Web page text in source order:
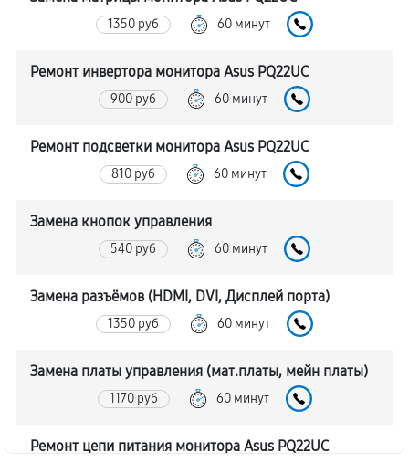
1350 руб 60 минут
Ремонт инвертора монитора Asus PQ22UC
900 руб 60 минут
Ремонт подсветки монитора Asus PQ22UC
810 руб 60 минут
Замена кнопок управления
540 руб 60 минут
Замена разъёмов (HDMI, DVI, Дисплей порта)
1350 руб 60 минут
Замена платы управления (мат.платы, мейн платы)
1170 руб 60 минут
Ремонт цепи питания монитора Asus PQ22UC